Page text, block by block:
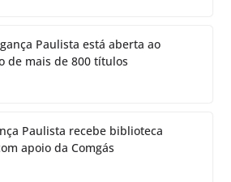
Paulista está aberta ao
de mais de 800 títulos
Paulista recebe biblioteca
apoio da Comgás